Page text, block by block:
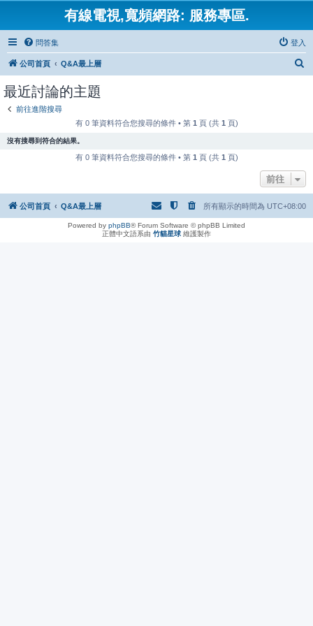
有線電視,寬頻網路: 服務專區.
問答集 登入
公司首頁 Q&A最上層
最近討論的主題
前往進階搜尋
有 0 筆資料符合您搜尋的條件 • 第 1 頁 (共 1 頁)
沒有搜尋到符合的結果。
有 0 筆資料符合您搜尋的條件 • 第 1 頁 (共 1 頁)
前往
公司首頁 Q&A最上層 所有顯示的時間為 UTC+08:00
Powered by phpBB® Forum Software © phpBB Limited
正體中文語系由 竹貓星球 維護製作